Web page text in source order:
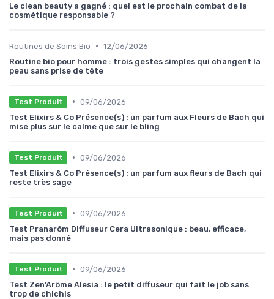
Le clean beauty a gagné : quel est le prochain combat de la
cosmétique responsable ?
Routines de Soins Bio • 12/06/2026
Routine bio pour homme : trois gestes simples qui changent la
peau sans prise de tête
Test Produit • 09/06/2026
Test Elixirs & Co Présence(s) : un parfum aux Fleurs de Bach qui
mise plus sur le calme que sur le bling
Test Produit • 09/06/2026
Test Elixirs & Co Présence(s) : un parfum aux fleurs de Bach qui
reste très sage
Test Produit • 09/06/2026
Test Pranarôm Diffuseur Cera Ultrasonique : beau, efficace,
mais pas donné
Test Produit • 09/06/2026
Test Zen’Arôme Alesia : le petit diffuseur qui fait le job sans
trop de chichis